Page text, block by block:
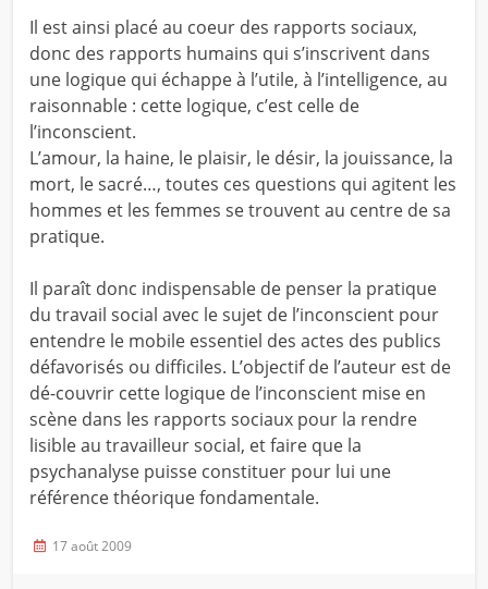
Il est ainsi placé au coeur des rapports sociaux,
donc des rapports humains qui s’inscrivent dans
une logique qui échappe à l’utile, à l’intelligence, au
raisonnable : cette logique, c’est celle de
l’inconscient.
L’amour, la haine, le plaisir, le désir, la jouissance, la
mort, le sacré…, toutes ces questions qui agitent les
hommes et les femmes se trouvent au centre de sa
pratique.
Il paraît donc indispensable de penser la pratique
du travail social avec le sujet de l’inconscient pour
entendre le mobile essentiel des actes des publics
défavorisés ou difficiles. L’objectif de l’auteur est de
dé-couvrir cette logique de l’inconscient mise en
scène dans les rapports sociaux pour la rendre
lisible au travailleur social, et faire que la
psychanalyse puisse constituer pour lui une
référence théorique fondamentale.
17 août 2009